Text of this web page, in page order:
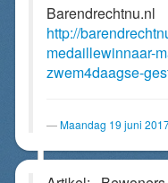
Barendrechtnu.nl
http://
medaillewinnaar-
zwem4daagse-
Maandag 19 juni